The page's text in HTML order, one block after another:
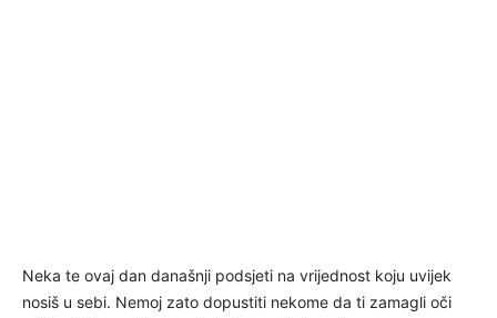
Neka te ovaj dan današnji podsjeti na vrijednost koju uvijek
nosiš u sebi. Nemoj zato dopustiti nekome da ti zamagli oči